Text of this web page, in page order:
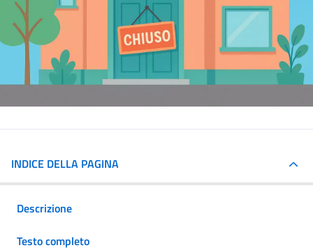
INDICE DELLA PAGINA
Descrizione
Testo completo